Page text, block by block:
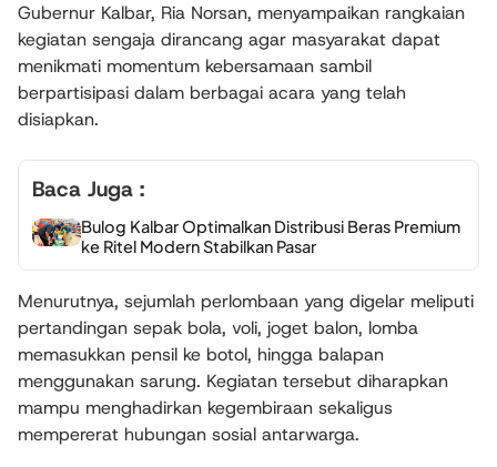
Gubernur Kalbar, Ria Norsan, menyampaikan rangkaian
kegiatan sengaja dirancang agar masyarakat dapat
menikmati momentum kebersamaan sambil
berpartisipasi dalam berbagai acara yang telah
disiapkan.
Baca Juga :
Bulog Kalbar Optimalkan Distribusi Beras Premium
ke Ritel Modern Stabilkan Pasar
Menurutnya, sejumlah perlombaan yang digelar meliputi
pertandingan sepak bola, voli, joget balon, lomba
memasukkan pensil ke botol, hingga balapan
menggunakan sarung. Kegiatan tersebut diharapkan
mampu menghadirkan kegembiraan sekaligus
mempererat hubungan sosial antarwarga.